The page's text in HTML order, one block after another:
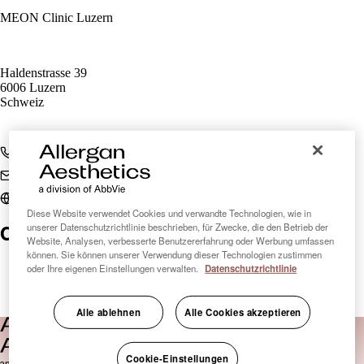
MEON Clinic Luzern
Haldenstrasse 39
6006 Luzern
Schweiz
+41 41 266 03 03
info@meon.ch
Clinic Finder Schweiz
Diese Website verwendet Cookies und verwandte Technologien, wie in
unserer Datenschutzrichtlinie beschrieben, für Zwecke, die den Betrieb der
Website, Analysen, verbesserte Benutzererfahrung oder Werbung umfassen
können. Sie können unserer Verwendung dieser Technologien zustimmen
oder Ihre eigenen Einstellungen verwalten.
Datenschutzrichtlinie
Alle ablehnen Alle Cookies akzeptieren
Cookie-Einstellungen